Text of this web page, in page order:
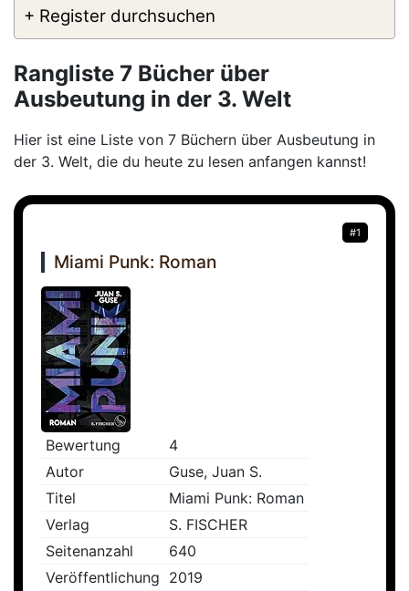
+ Register durchsuchen
Rangliste 7 Bücher über
Ausbeutung in der 3. Welt
Hier ist eine Liste von 7 Büchern über Ausbeutung in
der 3. Welt, die du heute zu lesen anfangen kannst!
#1
Miami Punk: Roman
Bewertung
4
Autor
Guse, Juan S.
Titel
Miami Punk: Roman
Verlag
S. FISCHER
Seitenanzahl
640
Veröffentlichung 2019